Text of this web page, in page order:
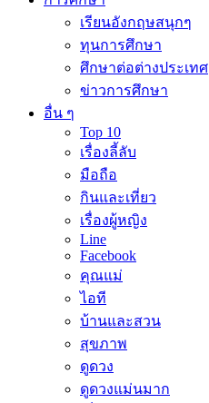
เรียนอังกฤษสนุกๆ
ทุนการศึกษา
ศึกษาต่อต่างประเทศ
ข่าวการศึกษา
อื่น ๆ
Top 10
เรื่องลี้ลับ
มือถือ
กินและเที่ยว
เรื่องผู้หญิง
Line
Facebook
คุณแม่
ไอที
บ้านและสวน
สุขภาพ
ดูดวง
ดูดวงแม่นมาก